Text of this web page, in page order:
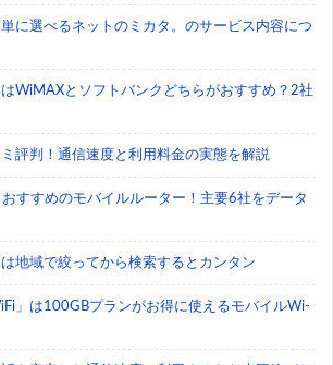
に選べるネットのミカタ。のサービス内容につ
WiMAXとソフトバンクどちらがおすすめ？2社
ミ評判！通信速度と利用料金の実態を解説
すすめのモバイルルーター！主要6社をデータ
地域で絞ってから検索するとカンタン
」は100GBプランがお得に使えるモバイルWi-